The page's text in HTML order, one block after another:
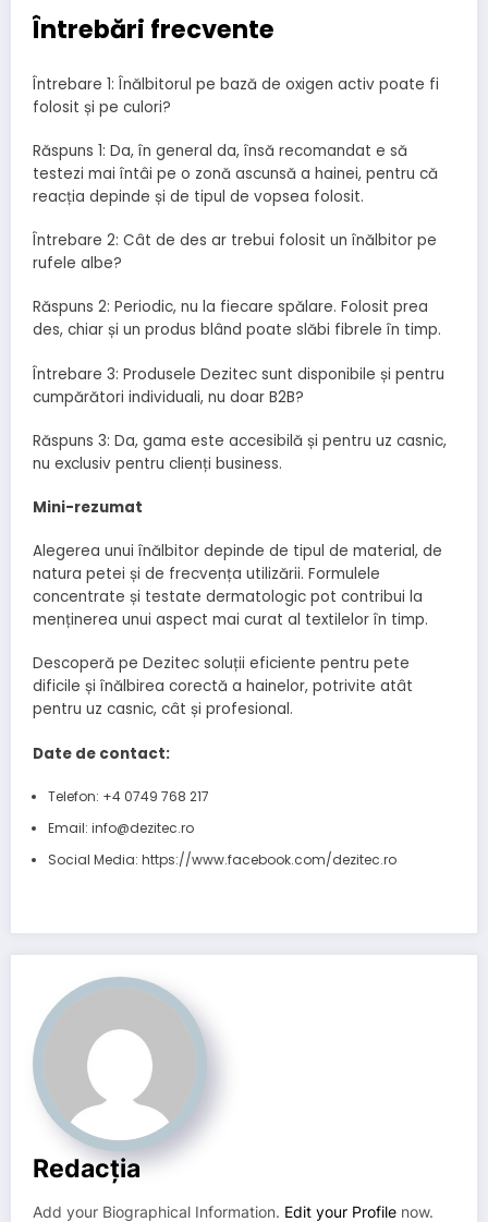
Întrebări frecvente
Întrebare 1: Înălbitorul pe bază de oxigen activ poate fi
folosit și pe culori?
Răspuns 1: Da, în general da, însă recomandat e să
testezi mai întâi pe o zonă ascunsă a hainei, pentru că
reacția depinde și de tipul de vopsea folosit.
Întrebare 2: Cât de des ar trebui folosit un înălbitor pe
rufele albe?
Răspuns 2: Periodic, nu la fiecare spălare. Folosit prea
des, chiar și un produs blând poate slăbi fibrele în timp.
Întrebare 3: Produsele Dezitec sunt disponibile și pentru
cumpărători individuali, nu doar B2B?
Răspuns 3: Da, gama este accesibilă și pentru uz casnic,
nu exclusiv pentru clienți business.
Mini-rezumat
Alegerea unui înălbitor depinde de tipul de material, de
natura petei și de frecvența utilizării. Formulele
concentrate și testate dermatologic pot contribui la
menținerea unui aspect mai curat al textilelor în timp.
Descoperă pe Dezitec soluții eficiente pentru pete
dificile și înălbirea corectă a hainelor, potrivite atât
pentru uz casnic, cât și profesional.
Date de contact:
Telefon: +4 0749 768 217
Email: info@dezitec.ro
Social Media: https://www.facebook.com/dezitec.ro
Redacția
Add your Biographical Information. Edit your Profile now.